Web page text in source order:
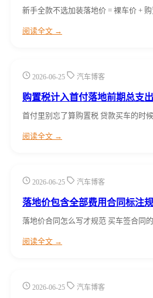
新手全款不选加装落地价 = 裸车价 + 购
阅读全文 →
2026-06-25 汽车博客
购置税计入首付落地前期总支
首付里别忘了算购置税 贷款买车的时
阅读全文 →
2026-06-25 汽车博客
落地价包含全部费用合同标注
落地价合同怎么写才规范 买车签合同
阅读全文 →
2026-06-25 汽车博客